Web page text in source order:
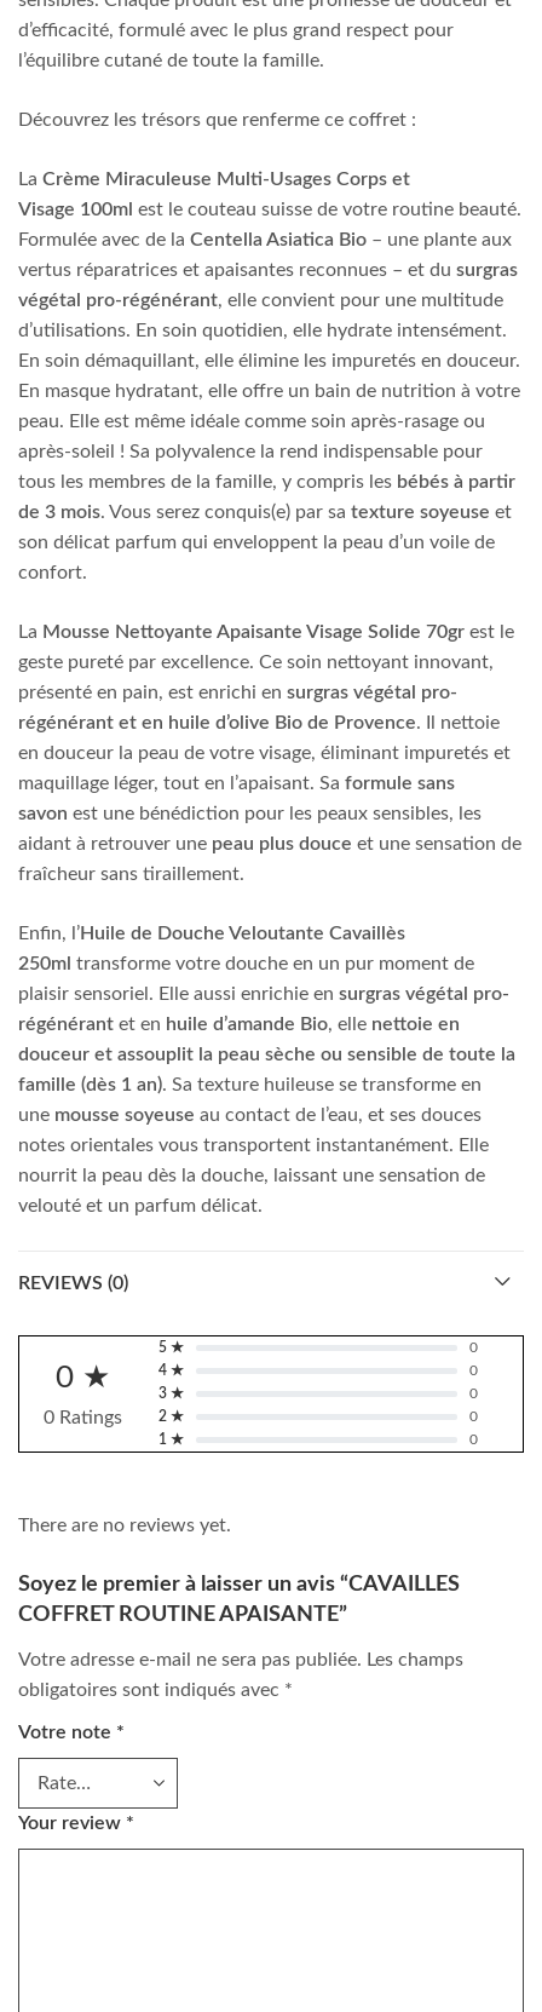
d’efficacité, formulé avec le plus grand respect pour
l’équilibre cutané de toute la famille.
Découvrez les trésors que renferme ce coffret :
La Crème Miraculeuse Multi-Usages Corps et
Visage 100ml est le couteau suisse de votre routine beauté.
Formulée avec de la Centella Asiatica Bio – une plante aux
vertus réparatrices et apaisantes reconnues – et du surgras
végétal pro-régénérant, elle convient pour une multitude
d’utilisations. En soin quotidien, elle hydrate intensément.
En soin démaquillant, elle élimine les impuretés en douceur.
En masque hydratant, elle offre un bain de nutrition à votre
peau. Elle est même idéale comme soin après-rasage ou
après-soleil ! Sa polyvalence la rend indispensable pour
tous les membres de la famille, y compris les bébés à partir
de 3 mois. Vous serez conquis(e) par sa texture soyeuse et
son délicat parfum qui enveloppent la peau d’un voile de
confort.
La Mousse Nettoyante Apaisante Visage Solide 70gr est le
geste pureté par excellence. Ce soin nettoyant innovant,
présenté en pain, est enrichi en surgras végétal pro-
régénérant et en huile d’olive Bio de Provence. Il nettoie
en douceur la peau de votre visage, éliminant impuretés et
maquillage léger, tout en l’apaisant. Sa formule sans
savon est une bénédiction pour les peaux sensibles, les
aidant à retrouver une peau plus douce et une sensation de
fraîcheur sans tiraillement.
Enfin, l’Huile de Douche Veloutante Cavaillès
250ml transforme votre douche en un pur moment de
plaisir sensoriel. Elle aussi enrichie en surgras végétal pro-
régénérant et en huile d’amande Bio, elle nettoie en
douceur et assouplit la peau sèche ou sensible de toute la
famille (dès 1 an). Sa texture huileuse se transforme en
une mousse soyeuse au contact de l’eau, et ses douces
notes orientales vous transportent instantanément. Elle
nourrit la peau dès la douche, laissant une sensation de
velouté et un parfum délicat.
REVIEWS (0)
0 ★
0 Ratings
5 ★
0
4 ★
0
3 ★
0
2 ★
0
1 ★
0
There are no reviews yet.
Soyez le premier à laisser un avis “CAVAILLES
COFFRET ROUTINE APAISANTE”
Votre adresse e-mail ne sera pas publiée. Les champs
obligatoires sont indiqués avec *
Votre note *
Your review *